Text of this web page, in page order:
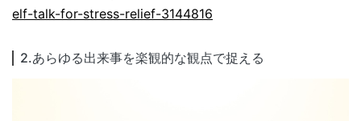
elf-talk-for-stress-relief-3144816
2.あらゆる出来事を楽観的な観点で捉える